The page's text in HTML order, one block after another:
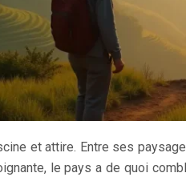
et attire. Entre ses
le pays a de quoi